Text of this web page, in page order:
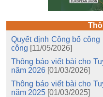
Quyết định Công bố
công [11/05/2026]
Thông báo viết bài cho
năm 2026 [01/03/2026]
Thông báo viết bài cho
năm 2025 [01/03/2025]